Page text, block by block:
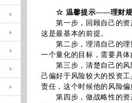
☆ 温馨提示——理财规
第一步，回顾自己的资
这是最基本的前提。
第二步，理清自己的理
一个量化的目标，需要具
第三步，清楚自己的风
己偏好于风险较大的投资
责任，这个时候他的风险
第四步，做战略性的资